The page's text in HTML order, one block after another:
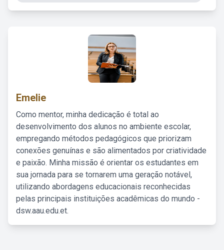
Emelie
Como mentor, minha dedicação é total ao
desenvolvimento dos alunos no ambiente escolar,
empregando métodos pedagógicos que priorizam
conexões genuínas e são alimentados por criatividade
e paixão. Minha missão é orientar os estudantes em
sua jornada para se tornarem uma geração notável,
utilizando abordagens educacionais reconhecidas
pelas principais instituições acadêmicas do mundo -
dsw.aau.edu.et.